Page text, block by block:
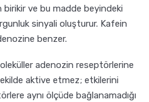
birikir ve bu madde beyindeki
sinyali oluşturur. Kafein
benzer.
adenozin reseptörlerine
aktive etmez; etkilerini
aynı ölçüde bağlanamadığı